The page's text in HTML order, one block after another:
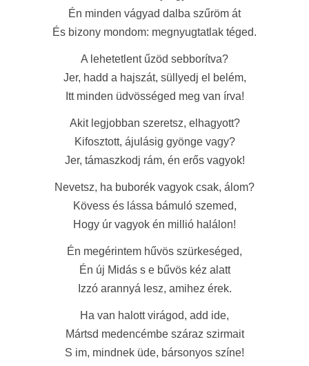
Én minden vágyad dalba szűröm át
És bizony mondom: megnyugtatlak téged.
A lehetetlent űzöd sebborítva?
Jer, hadd a hajszát, süllyedj el belém,
Itt minden üdvösséged meg van írva!
Akit legjobban szeretsz, elhagyott?
Kifosztott, ájulásig gyönge vagy?
Jer, támaszkodj rám, én erős vagyok!
Nevetsz, ha buborék vagyok csak, álom?
Kövess és lássa bámuló szemed,
Hogy úr vagyok én millió halálon!
Én megérintem hűvös szürkeséged,
Én új Midás s e bűvös kéz alatt
Izzó arannyá lesz, amihez érek.
Ha van halott virágod, add ide,
Mártsd medencémbe száraz szirmait
S im, mindnek üde, bársonyos színe!